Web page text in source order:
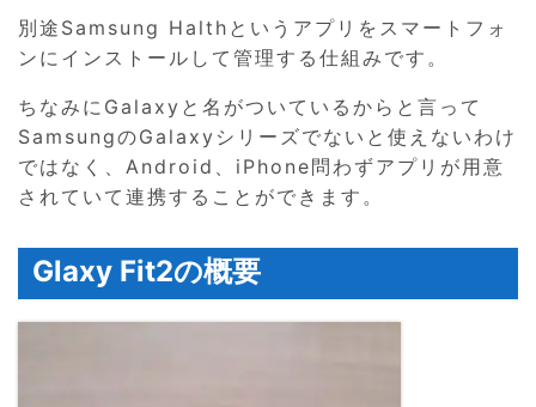
別途Samsung Halthというアプリをスマートフォ
ンにインストールして管理する仕組みです。
ちなみにGalaxyと名がついているからと言って
SamsungのGalaxyシリーズでないと使えないわけ
ではなく、Android、iPhone問わずアプリが用意
されていて連携することができます。
Glaxy Fit2の概要